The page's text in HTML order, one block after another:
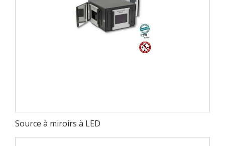
Source à miroirs à LED